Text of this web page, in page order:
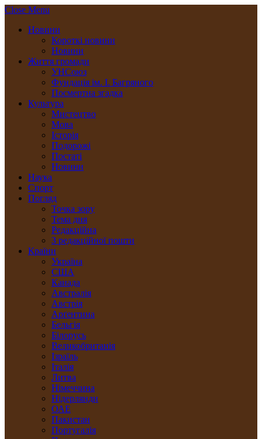
Close Menu
Новини
Короткі новини
Новини
Життя громади
УНСоюз
Фундація ім. І. Багряного
Посмертна згадка
Культура
Мистецтво
Мова
Історія
Подорожі
Постаті
Новини
Наука
Спорт
Погляд
Точка зору
Тема дня
Редакційна
З редакційної пошти
Країни
Україна
США
Канада
Австралія
Австрія
Арґентина
Бельгія
Білорусь
Великобританія
Ізраїль
Італія
Литва
Німеччина
Нідерлянди
ОАЕ
Пакистан
Португалія